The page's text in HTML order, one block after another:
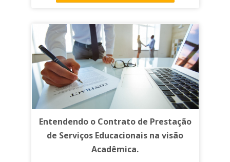
Entendendo o Contrato de Prestação
de Serviços Educacionais na visão
Acadêmica.